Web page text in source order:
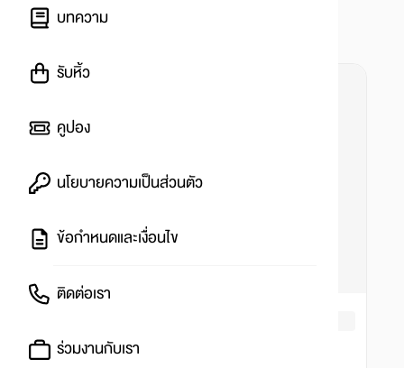
บทความ
รับหิ้ว
คูปอง
นโยบายความเป็นส่วนตัว
ข้อกำหนดและเงื่อนไข
ติดต่อเรา
ร่วมงานกับเรา
โปรโมชัน